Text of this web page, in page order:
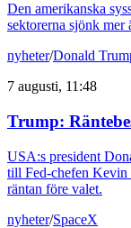
Den amerikanska
sektorerna sjönk mer
nyheter/Donald
7 augusti, 11:48
Trump:
USA:s president
till Fed-chefen Kevin
räntan före valet.
nyheter/SpaceX